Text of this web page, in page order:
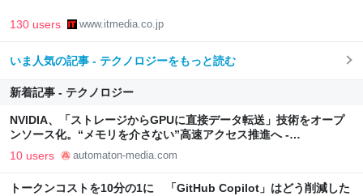
130 users www.itmedia.co.jp
いま人気の記事 - テクノロジーをもっと読む
新着記事 - テクノロジー
NVIDIA、「ストレージからGPUに直接データ転送」技術をオープ
ンソース化。“メモリを介さない”高速アクセス推進へ -
AUTOMATON
10 users automaton-media.com
トークンコストを10分の1に 「GitHub Copilot」はどう削減した